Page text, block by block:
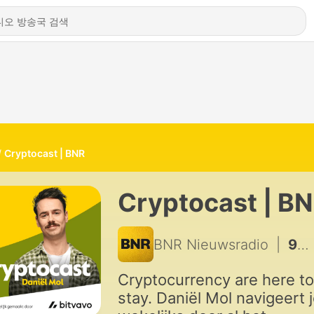
Cryptocast | BNR
Cryptocast |
BNR Nieuwsradio 983 - Crypto Update: Ook Nederlanders slachtoffer van kwetsbare Coldcard-wallet
Cryptocurrency are here to
stay. Daniël Mol navigeert